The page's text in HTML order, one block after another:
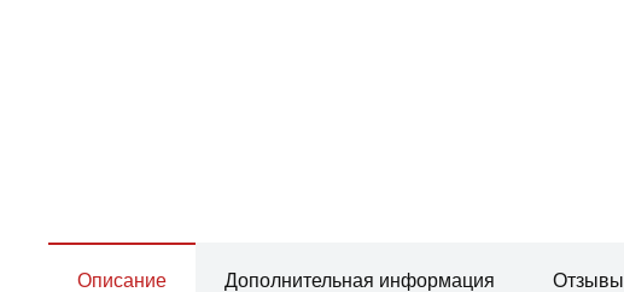
Описание Дополнительная информация